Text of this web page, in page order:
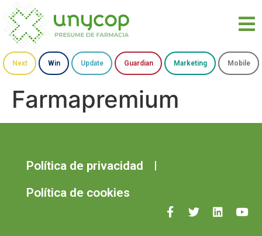
Next Win Update Guardian Marketing Mobile
Farmapremium
Política de privacidad
Política de cookies